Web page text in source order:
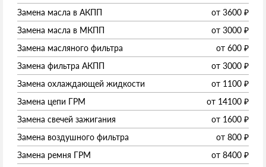
Замена масла в АКПП
от 3600 ₽
Замена масла в МКПП
от 3000 ₽
Замена масляного фильтра
от 600 ₽
Замена фильтра АКПП
от 3000 ₽
Замена охлаждающей жидкости
от 1100 ₽
Замена цепи ГРМ
от 14100 ₽
Замена свечей зажигания
от 1600 ₽
Замена воздушного фильтра
от 800 ₽
Замена ремня ГРМ
от 8400 ₽